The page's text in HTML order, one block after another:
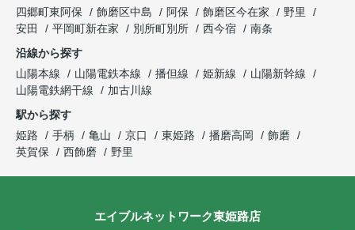
四郷町東阿保
飾磨区中島 阿保 飾磨区今在家
野里
安田
平岡町新在家 別所町別所 西今宿
南条
沿線から探す
山陽本線
山陽電鉄本線 播但線 姫新線
山陽新幹線
山陽電鉄網干線
加古川線
駅から探す
姫路
手柄 亀山 京口 東姫路 播磨高岡
飾磨
英賀保
西飾磨 野里
エイブルネットワーク東姫路店